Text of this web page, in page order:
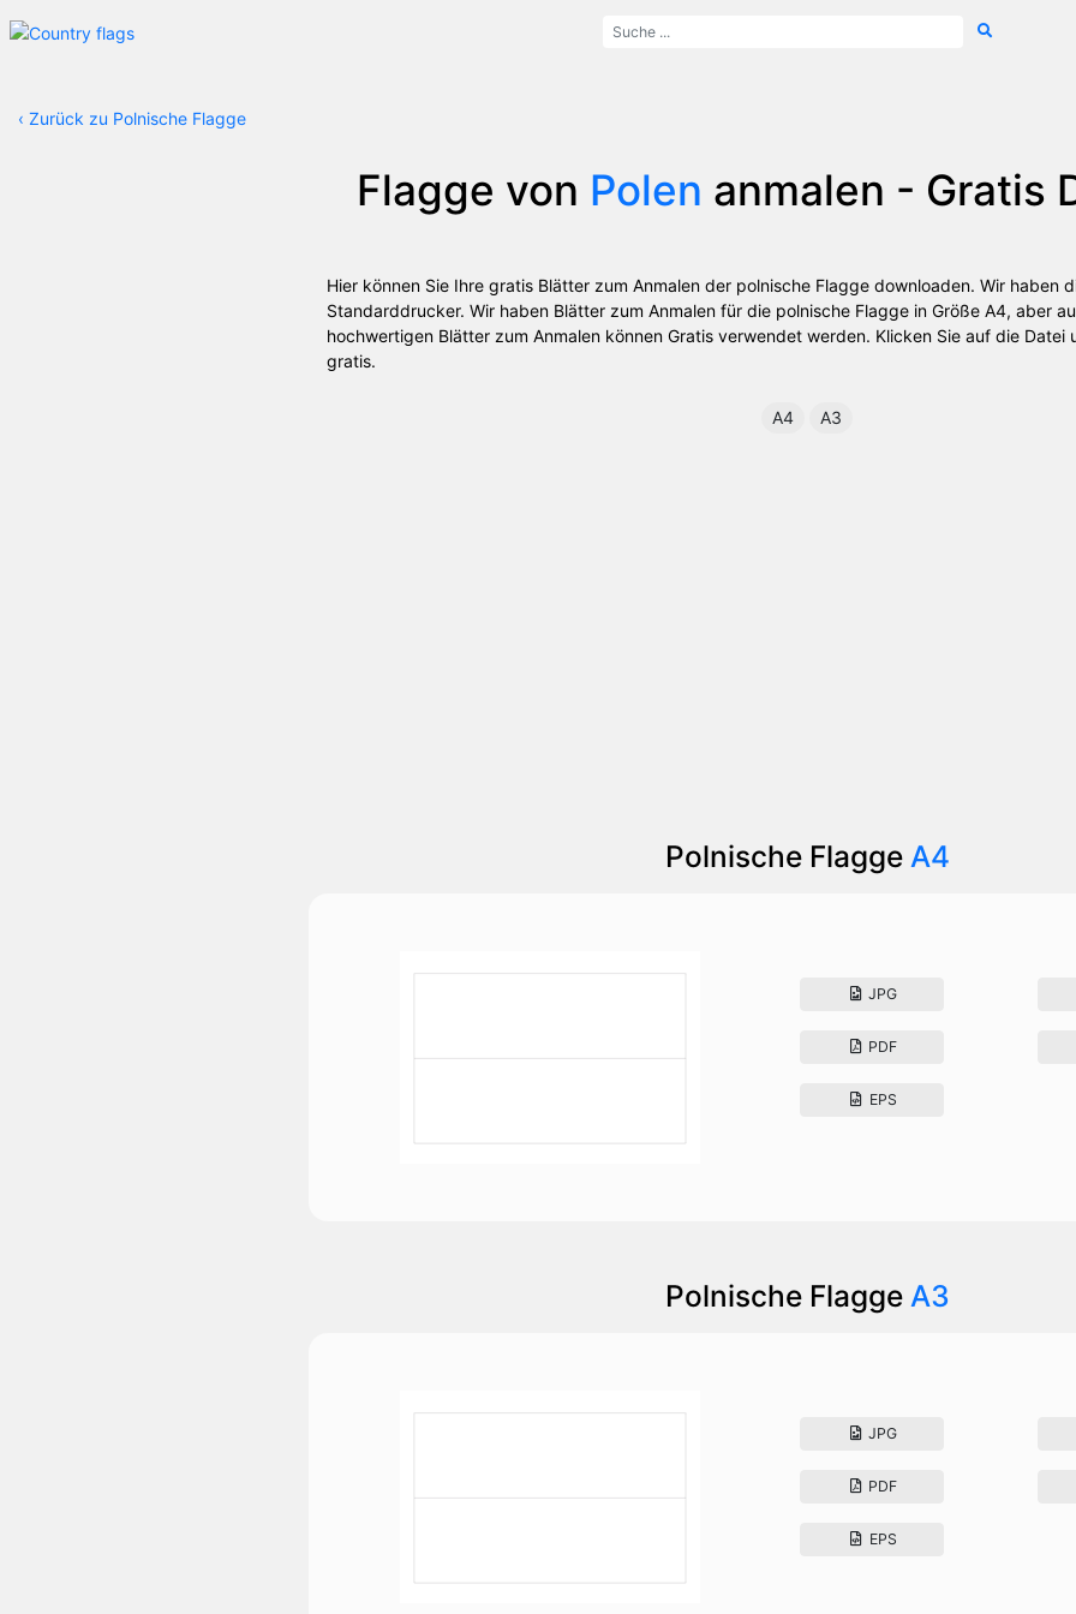
‹ Zurück zu Polnische Flagge
Flagge von Polen anmalen - Gratis
Hier können Sie Ihre gratis Blätter zum Anmalen der polnische Flagge downloaden. Wir haben
Standarddrucker. Wir haben Blätter zum Anmalen für die polnische Flagge in Größe A4, aber
hochwertigen Blätter zum Anmalen können Gratis verwendet werden. Klicken Sie auf die Datei
gratis.
A4 A3
Polnische Flagge A4
JPG
PDF
EPS
Polnische Flagge A3
JPG
PDF
EPS